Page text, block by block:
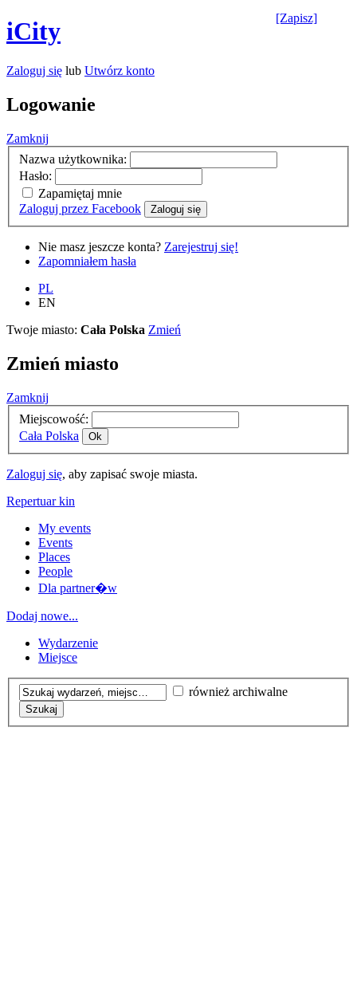
iCity
Zaloguj się lub Utwórz konto
Logowanie
Zamknij
Nazwa użytkownika:
Hasło:
Zapamiętaj mnie
Zaloguj przez Facebook
Zaloguj się
Nie masz jeszcze konta? Zarejestruj się!
Zapomniałem hasła
PL
EN
Twoje miasto: Cała Polska Zmień
Zmień miasto
Zamknij
Miejscowość:
Cała Polska
Ok
Zaloguj się, aby zapisać swoje miasta.
Repertuar kin
My events
Events
Places
People
Dla partner�w
Dodaj nowe...
Wydarzenie
Miejsce
również archiwalne
Szukaj
[Zapisz]